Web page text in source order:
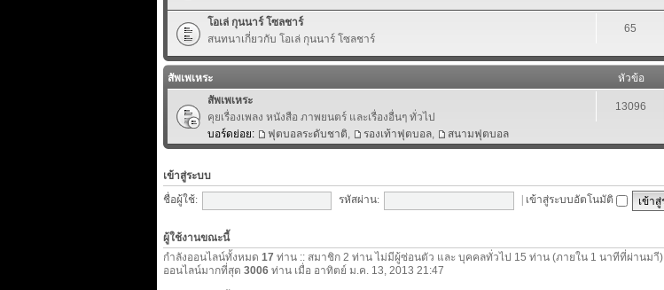
โอเล่ กุนนาร์ โซลชาร์
สนทนาเกี่ยวกับ โอเล่ กุนนาร์ โซลชาร์
65
สัพเพเหระ หัวข้อ
สัพเพเหระ
คุยเรื่องเพลง หนังสือ ภาพยนตร์ และเรื่องอื่นๆ ทั่วไป
บอร์ดย่อย:
ฟุตบอลระดับชาติ, รองเท้าฟุตบอล, สนามฟุตบอล
13096
เข้าสู่ระบบ
ชื่อผู้ใช้:
รหัสผ่าน: เข้าสู่ระบบอัตโนมัติ
ผู้ใช้งานขณะนี้
กำลังออนไลน์ทั้งหมด 17 ท่าน :: สมาชิก 2 ท่าน ไม่มีผู้ซ่อนตัว และ บุคคลทั่วไป 15 ท่าน (ภายใน 1 นาทีที่ผ่านมาี)
ออนไลน์มากที่สุด 3006ท่าน เมื่อ อาทิตย์ ม.ค. 13, 2013 21:47